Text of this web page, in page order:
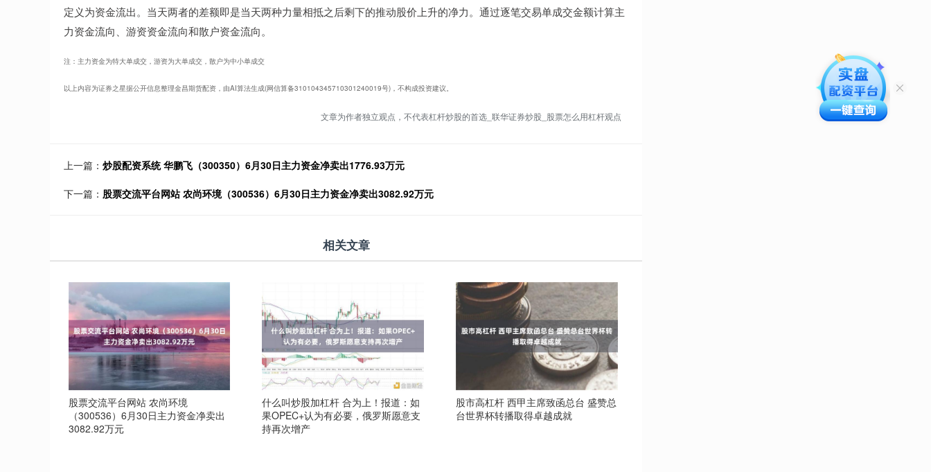
定义为资金流出。当天两者的差额即是当天两种力量相抵之后剩下的推动股价上升的净力。通过逐笔交易单成交金额计算主
力资金流向、游资资金流向和散户资金流向。
注：主力资金为特大单成交，游资为大单成交，散户为中小单成交
以上内容为证券之星据公开信息整理金昌期货配资，由AI算法生成(网信算备310104345710301240019号)，不构成投资建议。
文章为作者独立观点，不代表杠杆炒股的首选_联华证券炒股_股票怎么用杠杆观点
上一篇： 炒股配资系统 华鹏飞（300350）6月30日主力资金净卖出1776.93万元
下一篇： 股票交流平台网站 农尚环境（300536）6月30日主力资金净卖出3082.92万元
相关文章
股票交流平台网站 农尚环境
（300536）6月30日主力资金净卖出
3082.92万元
什么叫炒股加杠杆 合为上！报道：如
果OPEC+认为有必要，俄罗斯愿意支
持再次增产
股市高杠杆 西甲主席致函总台 盛赞总
台世界杯转播取得卓越成就